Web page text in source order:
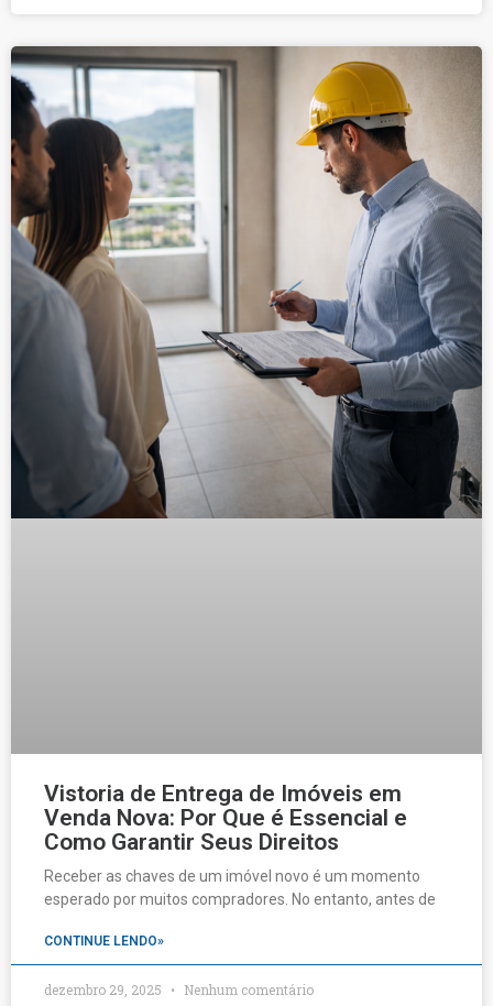
Vistoria de Entrega de Imóveis em
Venda Nova: Por Que é Essencial e
Como Garantir Seus Direitos
Receber as chaves de um imóvel novo é um momento
esperado por muitos compradores. No entanto, antes de
CONTINUE LENDO»
dezembro 29, 2025 Nenhum comentário